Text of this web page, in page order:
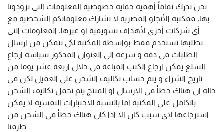
نحن ندرك تماماً أهمية حماية خصوصية المعلومات التي تزودونا
بها, فمكتبة الأنجلو المصرية لا تشارك معلوماتكم الشخصية مع
أي شركات أخرى لأهداف تسويقية او غيرها. المعلومات التي
نطلبها تستخدم فقط بواسطة المكتبة لكى نتمكن من ارسال
الطلبات فى دقه و سرعة الى العنوان المذكور سياسة ارجاع
السلع يمكن ارجاع الكتب المباعة فى خلال اربعة عشر يوما من
تاريخ الشراء و يتم حساب تكاليف الشحن على العميل لكن فى
حاله ان هناك خطأ فى الارسال او المنتج يتم تحمل تكاليف الشحن
بالكامل على المكتبة اما بالنسبة للاختبارات النفسية لا يمكن
استرجاعها لاى سبب كان الا اذا كان هناك خطأ فى الشحن من
طرفنا